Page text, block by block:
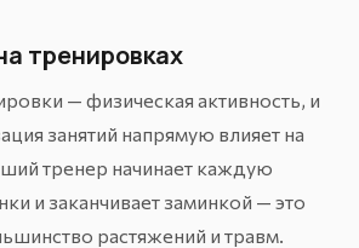
тренировках
— физическая активность, и
занятий напрямую влияет на
тренер начинает каждую
и заканчивает заминкой — это
растяжений и травм.